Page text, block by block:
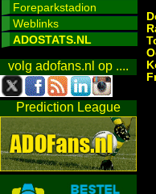
Foreparkstadion
Weblinks
ADOSTATS.NL
volg adofans.nl op ....
Prediction League